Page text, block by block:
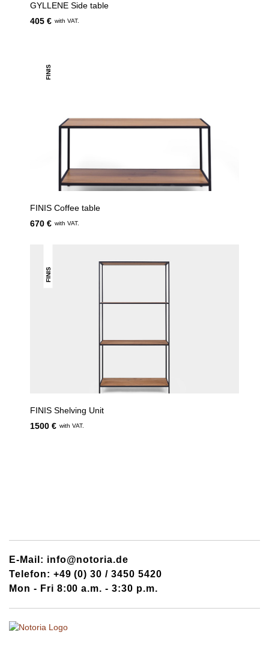
GYLLENE Side table
405 € with VAT.
FINIS
FINIS Coffee table
670 € with VAT.
FINIS
FINIS Shelving Unit
1500 € with VAT.
E-Mail: info@notoria.de
Telefon: +49 (0) 30 / 3450 5420
Mon - Fri 8:00 a.m. - 3:30 p.m.